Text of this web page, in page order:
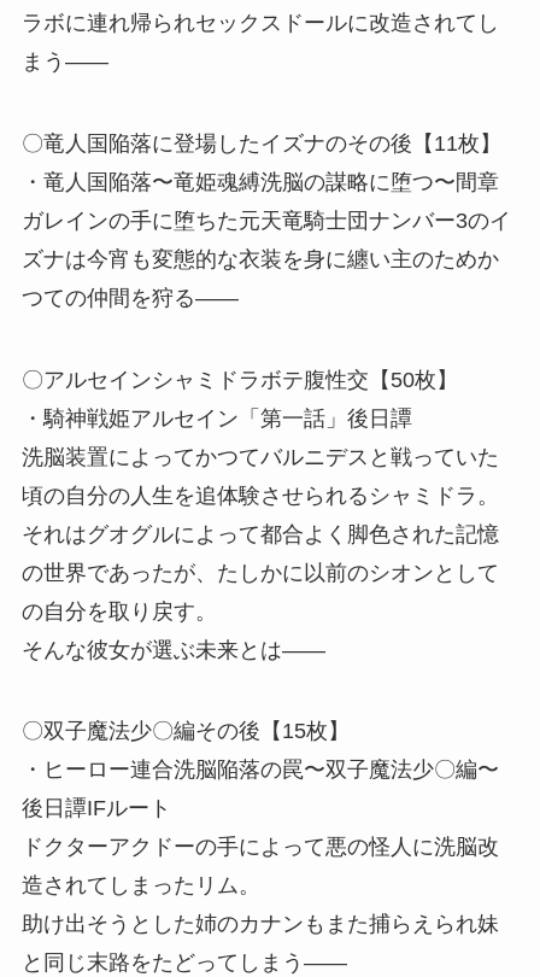
ラボに連れ帰られセックスドールに改造されてし
まう――
〇竜人国陥落に登場したイズナのその後【11枚】
・竜人国陥落〜竜姫魂縛洗脳の謀略に堕つ〜間章
ガレインの手に堕ちた元天竜騎士団ナンバー3のイ
ズナは今宵も変態的な衣装を身に纏い主のためか
つての仲間を狩る――
〇アルセインシャミドラボテ腹性交【50枚】
・騎神戦姫アルセイン「第一話」後日譚
洗脳装置によってかつてバルニデスと戦っていた
頃の自分の人生を追体験させられるシャミドラ。
それはグオグルによって都合よく脚色された記憶
の世界であったが、たしかに以前のシオンとして
の自分を取り戻す。
そんな彼女が選ぶ未来とは――
〇双子魔法少〇編その後【15枚】
・ヒーロー連合洗脳陥落の罠〜双子魔法少〇編〜
後日譚IFルート
ドクターアクドーの手によって悪の怪人に洗脳改
造されてしまったリム。
助け出そうとした姉のカナンもまた捕らえられ妹
と同じ末路をたどってしまう――